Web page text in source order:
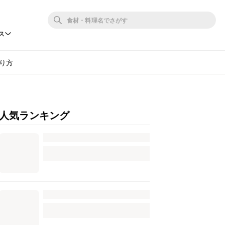
方
人気ランキング